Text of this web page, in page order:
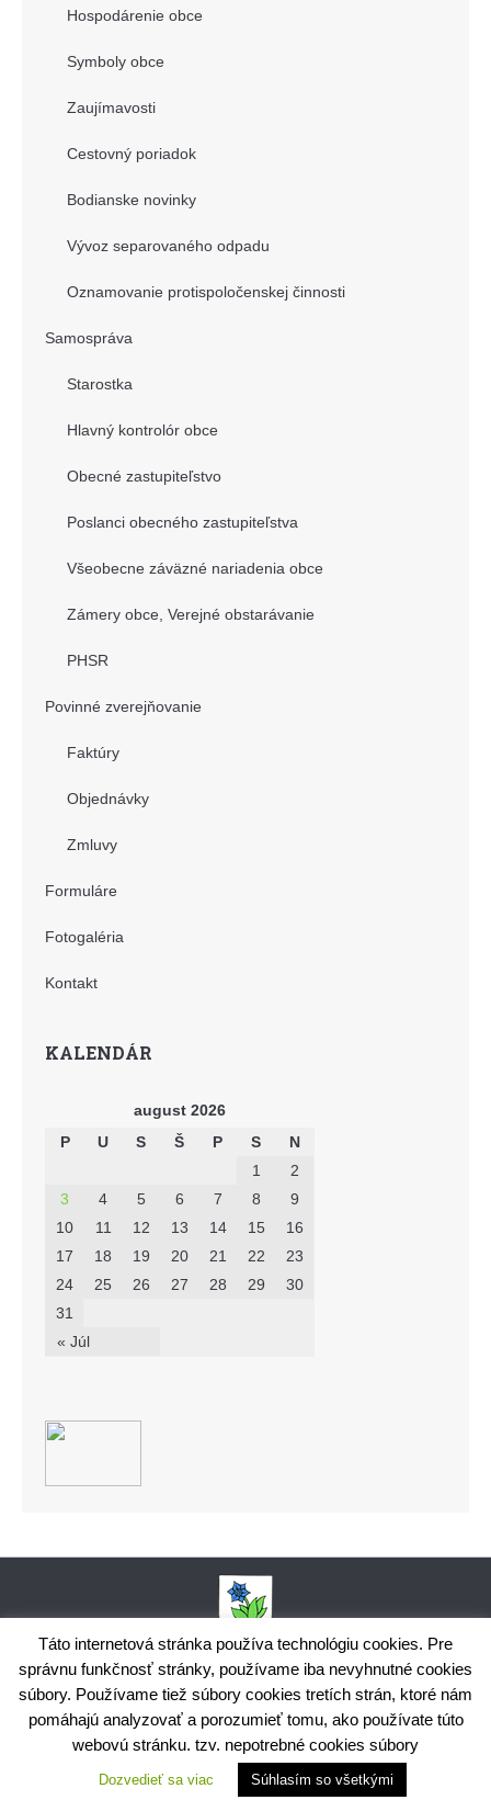
Hospodárenie obce
Symboly obce
Zaujímavosti
Cestovný poriadok
Bodianske novinky
Vývoz separovaného odpadu
Oznamovanie protispoločenskej činnosti
Samospráva
Starostka
Hlavný kontrolór obce
Obecné zastupiteľstvo
Poslanci obecného zastupiteľstva
Všeobecne záväzné nariadenia obce
Zámery obce, Verejné obstarávanie
PHSR
Povinné zverejňovanie
Faktúry
Objednávky
Zmluvy
Formuláre
Fotogaléria
Kontakt
KALENDÁR
august 2026
P
U S Š P S N
« Júl
1
2
3
4 5 6 7 8
9
10
11 12 13 14 15
16
17
18 19 20 21 22
23
24
25 26 27 28 29
30
31
Obecný úrad Bodiná, č. 102, 018 15 Prečín,
+421424398035,www.bodina.eu
IČO: 00 692 522, Prima banka Slovensko, a.s., IBAN: SK25 5600 0000
0029 9178 8001
Ochrana osobných údajov
Využite možnosť získavania aktuálnych informácií s využitím
Táto internetová stránka používa technológiu cookies. Pre
správnu funkčnosť stránky, používame iba nevyhnutné cookies
súbory. Používame tiež súbory cookies tretích strán, ktoré nám
pomáhajú analyzovať a porozumieť tomu, ako používate túto
webovú stránku. tzv. nepotrebné cookies súbory
Dozvedieť sa viac Súhlasím so všetkými